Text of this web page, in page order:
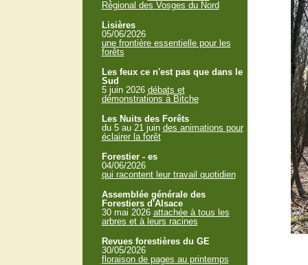
Régional des Vosges du Nord
Lisières
05/06/2026
une frontière essentielle pour les
forêts
Les feux ce n'est pas que dans le
Sud
5 juin 2026 débats et
démonstrations à Bitche
Les Nuits des Forêts
du 5 au 21 juin des animations pour
éclairer la forêt
Forestier - es
04/06/2026
qui racontent leur travail quotidien
Assemblée générale des
Forestiers d'Alsace
30 mai 2026 attachée à tous les
arbres et à leurs racines
Revues forestières du GE
30/05/2026
floraison de pages au printemps